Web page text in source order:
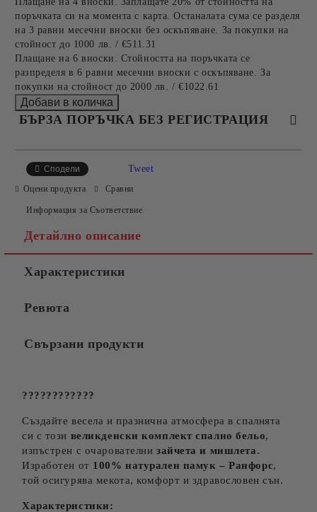
поръчката си на момента с карта. Останалата сума се разделя
на 3 равни месечни вноски без оскъпяване. За покупки на
стойност до 1000 лв. / €511.31
Плащане на 6 вноски. Стойността на поръчката се
разпределя в 6 равни месечни вноски с оскъпяване. За
покупки на стойност до 2000 лв. / €1022.61
БЪРЗА ПОРЪЧКА БЕЗ РЕГИСТРАЦИЯ
Ние ще се свържем с вас в рамките на работния ден.
Сподели Tweet
Оцени продукта Сравни
Информация за Съответствие
Детайлно описание
Характеристики
Ревюта
Свързани продукти
????????????
Създайте весела и празнична атмосфера в спалнята
си с този великденски комплект спално бельо,
изпъстрен с очарователни зайчета и мишлета.
Изработен от 100% натурален памук – Ранфорс,
той осигурява мекота, комфорт и здравословен сън.
Характеристики: